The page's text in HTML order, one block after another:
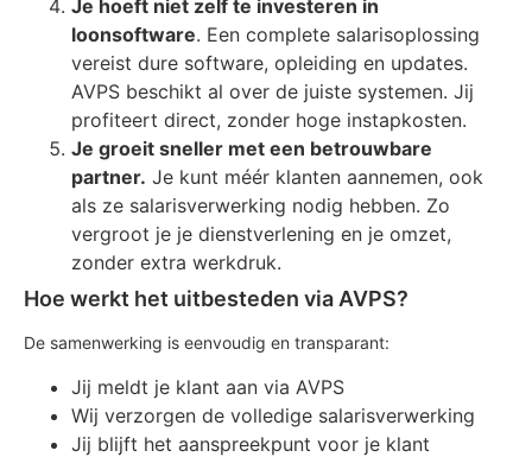
Je hoeft niet zelf te investeren in
loonsoftware. Een complete salarisoplossing
vereist dure software, opleiding en updates.
AVPS beschikt al over de juiste systemen. Jij
profiteert direct, zonder hoge instapkosten.
Je groeit sneller met een betrouwbare
partner. Je kunt méér klanten aannemen, ook
als ze salarisverwerking nodig hebben. Zo
vergroot je je dienstverlening en je omzet,
zonder extra werkdruk.
Hoe werkt het uitbesteden via AVPS?
De samenwerking is eenvoudig en transparant:
Jij meldt je klant aan via AVPS
Wij verzorgen de volledige salarisverwerking
Jij blijft het aanspreekpunt voor je klant